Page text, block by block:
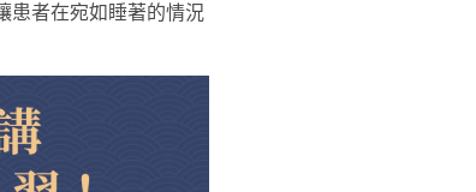
患者在宛如睡著的情況